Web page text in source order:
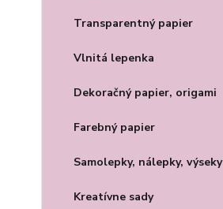
Transparentný papier
Vlnitá lepenka
Dekoračný papier, origami
Farebný papier
Samolepky, nálepky, výseky
Kreatívne sady